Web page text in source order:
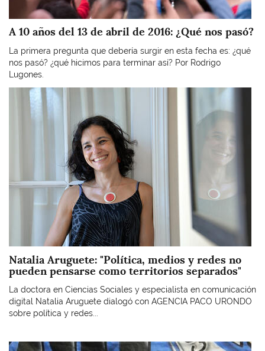
A 10 años del 13 de abril de 2016: ¿Qué nos pasó?
La primera pregunta que debería surgir en esta fecha es: ¿qué
nos pasó? ¿qué hicimos para terminar así? Por Rodrigo
Lugones.
Imagen
Natalia Aruguete: "Política, medios y redes no
pueden pensarse como territorios separados"
La doctora en Ciencias Sociales y especialista en comunicación
digital Natalia Aruguete dialogó con AGENCIA PACO URONDO
sobre política y redes...
Imagen